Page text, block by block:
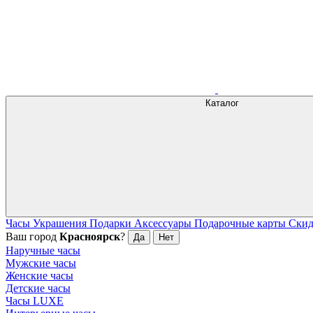
Каталог
Часы Украшения Подарки Аксессуары Подарочные карты
Ваш город Красноярск? Да Нет
Наручные часы
Мужские часы
Женские часы
Детские часы
Часы LUXE